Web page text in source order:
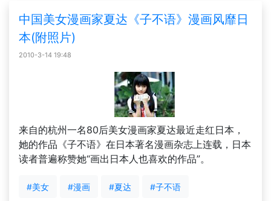
中国美女漫画家夏达《子不语》漫画风靡日
本(附照片)
2010-3-14 19:48
来自的杭州一名80后美女漫画家夏达最近走红日本，
她的作品《子不语》在日本著名漫画杂志上连载，日本
读者普遍称赞她“画出日本人也喜欢的作品”。
#美女 #漫画 #夏达 #子不语